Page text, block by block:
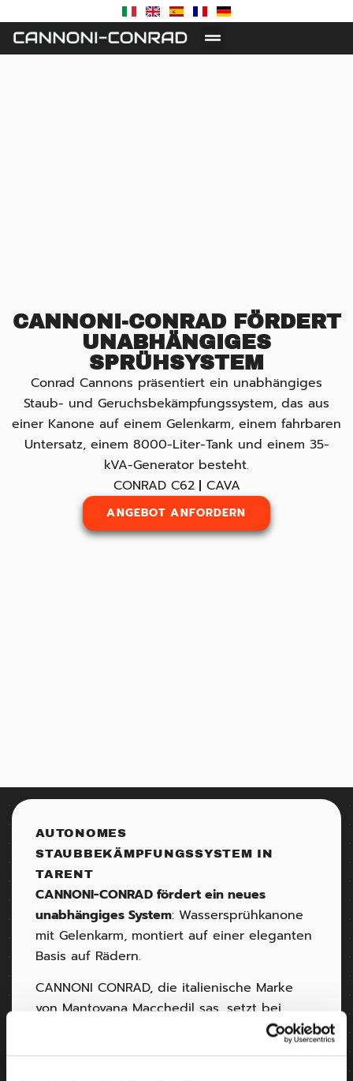
CANNONI-CONRAD FÖRDERT
UNABHÄNGIGES
SPRÜHSYSTEM
Conrad Cannons präsentiert ein unabhängiges
Staub- und Geruchsbekämpfungssystem, das aus
einer Kanone auf einem Gelenkarm, einem fahrbaren
Untersatz, einem 8000-Liter-Tank und einem 35-
kVA-Generator besteht.
CONRAD C62
CAVA
ANGEBOT ANFORDERN
AUTONOMES
STAUBBEKÄMPFUNGSSYSTEM IN
TARENT
CANNONI-CONRAD fördert ein neues
unabhängiges System: Wassersprühkanone
mit Gelenkarm, montiert auf einer eleganten
Basis auf Rädern.
CANNONI CONRAD, die italienische Marke
von Mantovana Macchedil sas, setzt bei
Staubschutzgeräten alles auf Vielseitigkeit